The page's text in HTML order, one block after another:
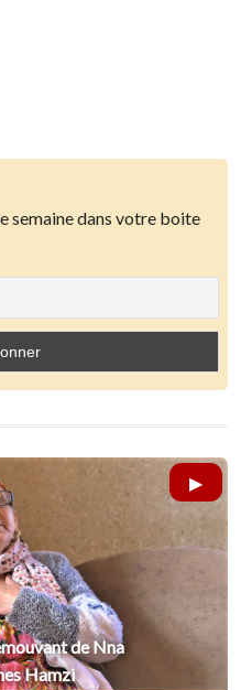
semaine dans votre boite
de Nna
Hamzi